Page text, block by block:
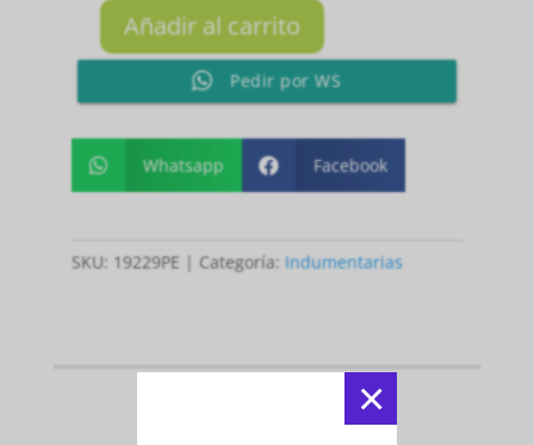
×
CALZA-
LEGGINGS
cantidad
Añadir al carrito
Pedir por WS
 Whatsapp  Facebook
SKU: 19229PE Categoría: Indumentarias